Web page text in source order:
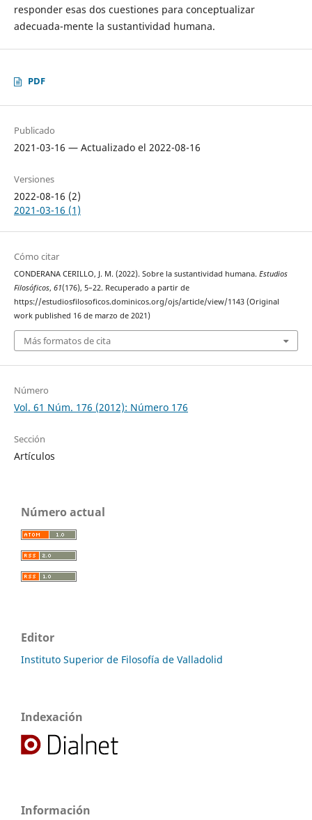
responder esas dos cuestiones para conceptualizar
adecuada-mente la sustantividad humana.
PDF
Publicado
2021-03-16 — Actualizado el 2022-08-16
Versiones
2022-08-16 (2)
2021-03-16 (1)
Cómo citar
CONDERANA CERILLO, J. M. (2022). Sobre la sustantividad humana. Estudios
Filosóficos, 61(176), 5–22. Recuperado a partir de
https://estudiosfilosoficos.dominicos.org/ojs/article/view/1143 (Original
work published 16 de marzo de 2021)
Más formatos de cita
Número
Vol. 61 Núm. 176 (2012): Número 176
Sección
Artículos
Número actual
Editor
Instituto Superior de Filosofía de Valladolid
Indexación
Información